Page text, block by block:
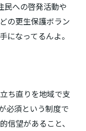
民への啓発活動や
の更生保護ボラン
になってるんよ。
ち直りを地域で支
必須という制度で
信望があること、